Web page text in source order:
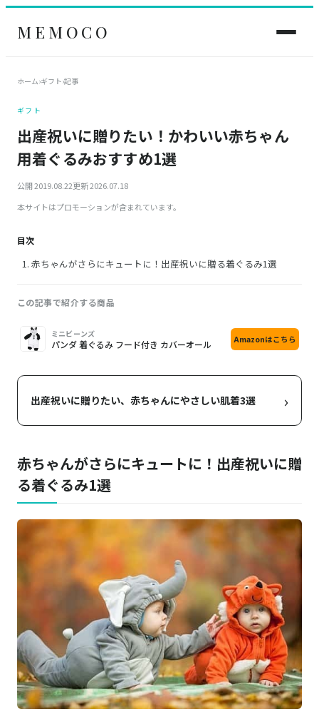
MEMOCO
ホーム›ギフト›記事
ギフト
出産祝いに贈りたい！かわいい赤ちゃん
用着ぐるみおすすめ1選
公開 2019.08.22更新 2026.07.18
本サイトはプロモーションが含まれています。
目次
赤ちゃんがさらにキュートに！出産祝いに贈る着ぐるみ1選
この記事で紹介する商品
像
商
品
ミニビーンズ
パンダ 着ぐるみ フード付き カバーオール Amazonはこちら
出産祝いに贈りたい、赤ちゃんにやさしい肌着3選 ›
赤ちゃんがさらにキュートに！出産祝いに贈
る着ぐるみ1選